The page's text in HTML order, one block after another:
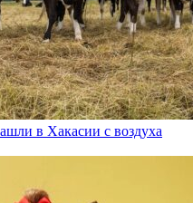
в Хакасии с воздуха